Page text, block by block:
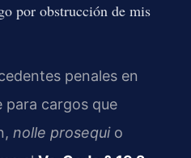
por obstrucción de mis
penales en
para cargos que
nolle prosequio